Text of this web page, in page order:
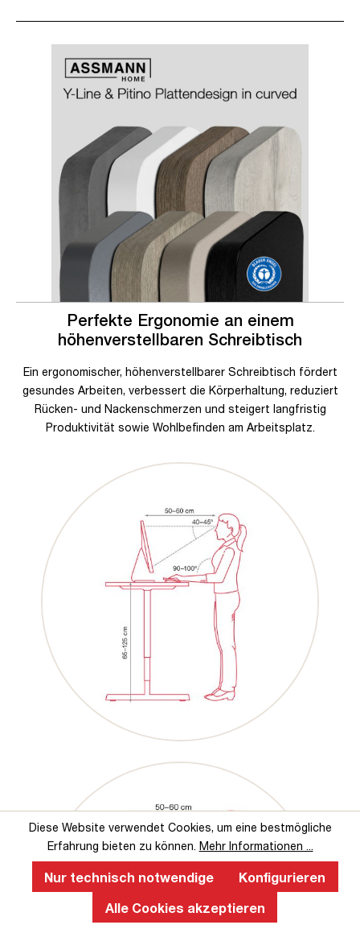
Perfekte Ergonomie an einem
höhenverstellbaren Schreibtisch
Ein ergonomischer, höhenverstellbarer Schreibtisch fördert
gesundes Arbeiten, verbessert die Körperhaltung, reduziert
Rücken- und Nackenschmerzen und steigert langfristig
Produktivität sowie Wohlbefinden am Arbeitsplatz.
Diese Website verwendet Cookies, um eine bestmögliche
Erfahrung bieten zu können. Mehr Informationen ...
Nur technisch notwendige
Konfigurieren
Alle Cookies akzeptieren